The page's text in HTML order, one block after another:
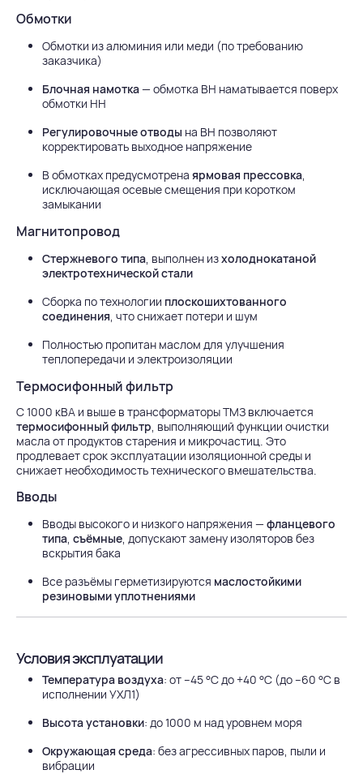
Обмотки
Обмотки из алюминия или меди (по требованию
заказчика)
Блочная намотка— обмотка ВН наматывается поверх
обмотки НН
Регулировочные отводы на ВН позволяют
корректировать выходное напряжение
В обмотках предусмотрена ярмовая прессовка,
исключающая осевые смещения при коротком
замыкании
Магнитопровод
Стержневого типа, выполнен изхолоднокатаной
электротехнической стали
Сборка по технологии плоскошихтованного
соединения, что снижает потери и шум
Полностью пропитан маслом для улучшения
теплопередачи и электроизоляции
Термосифонный фильтр
С 1000 кВА и выше в трансформаторы ТМЗ включается
термосифонный фильтр, выполняющий функции очистки
масла от продуктов старения и микрочастиц. Это
продлевает срок эксплуатации изоляционной среды и
снижает необходимость технического вмешательства.
Вводы
Вводы высокого и низкого напряжения — фланцевого
типа, съёмные, допускают замену изоляторов без
вскрытия бака
Все разъёмы герметизируются маслостойкими
резиновыми уплотнениями
Условия эксплуатации
Температура воздуха: от –45 °C до +40 °C (до –60 °C в
исполнении УХЛ1)
Высота установки: до 1000 м над уровнем моря
Окружающая среда: без агрессивных паров, пыли и
вибрации